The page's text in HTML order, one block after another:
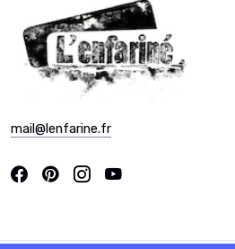
mail@lenfarine.fr